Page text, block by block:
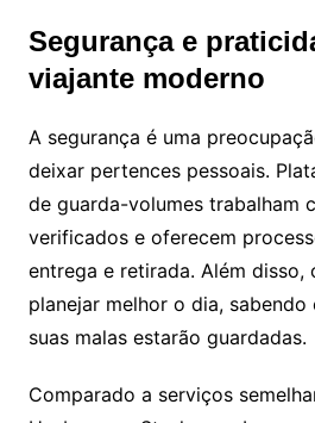
Segurança e
viajante moderno
A segurança é uma
deixar pertences pessoais.
de guarda-volumes trabalham
verificados e oferecem
entrega e retirada. Além disso,
planejar melhor o dia,
suas malas estarão guardadas.
Comparado a serviços